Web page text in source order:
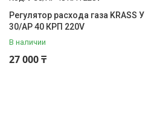
Станки для работы с
арматурой
Станки
Садовая техника и инструмент
Мойка, клининг, уход за авто
Регулятор расхода газа KRASS У
30/АР 40 КРП 220V
В наличии
27 000 ₸